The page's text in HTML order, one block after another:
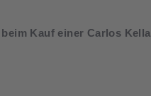
Kauf einer Carlos Kella